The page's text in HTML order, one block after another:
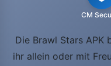
CM
Die Brawl Stars APK
ihr allein oder mit